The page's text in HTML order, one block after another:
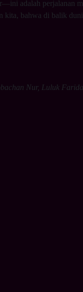
adalah perjalanan
kita, bahwa di balik
Nur, Luluk